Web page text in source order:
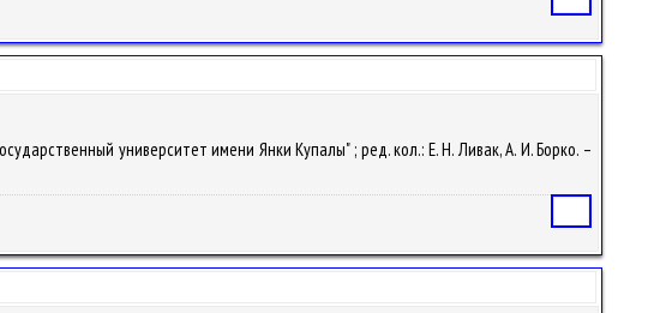
университет имени Янки Купалы" ; ред. кол.: Е. Н. Ливак, А. И. Борко. –